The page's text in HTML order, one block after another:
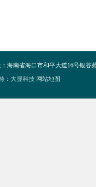
南省海口市和平大道16号银谷
： 大显科技 网站地图